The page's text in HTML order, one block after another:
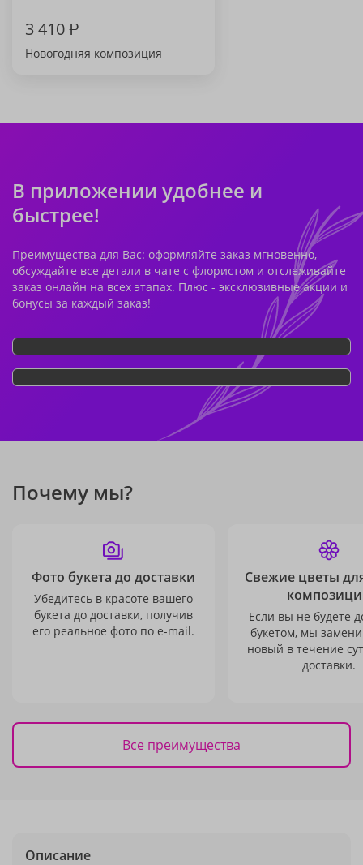
3 410₽
Новогодняя композиция
В приложении удобнее и
быстрее!
Преимущества для Вас: оформляйте заказ мгновенно,
обсуждайте все детали в чате с флористом и отслеживайте
заказ онлайн на всех этапах. Плюс - эксклюзивные акции и
бонусы за каждый заказ!
Почему мы?
Фото букета до доставки
Убедитесь в красоте вашего
букета до доставки, получив
его реальное фото по e-mail.
Свежие цветы
Если вы не будете
букетом, мы
новый в течение
доставки.
Все преимущества
Описание